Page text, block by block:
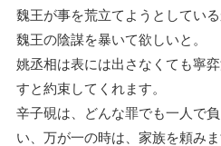
魏王が事を荒立てようとしてい
魏王の陰謀を暴いて欲しいと。
姚丞相は表には出さなくても寧
すと約束してくれます。
辛子硯は、どんな罪でも一人で
い、万が一の時は、家族を頼みま